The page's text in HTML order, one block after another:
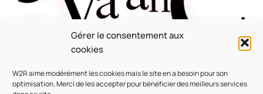
Gérer le consentement aux
cookies
W2R aime modérément les cookies mais le site en a besoin pour son
optimisation. Merci de les accepter pour bénéficier des meilleurs services
MUSICALE
Souvenir : 1996
On05/03/2026byWebmaster2Risi